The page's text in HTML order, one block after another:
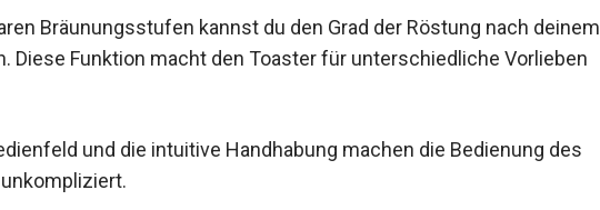
Bräunungsstufen kannst du den Grad der Röstung nach deinem
Diese Funktion macht den Toaster für unterschiedliche Vorlieben
und die intuitive Handhabung machen die Bedienung des